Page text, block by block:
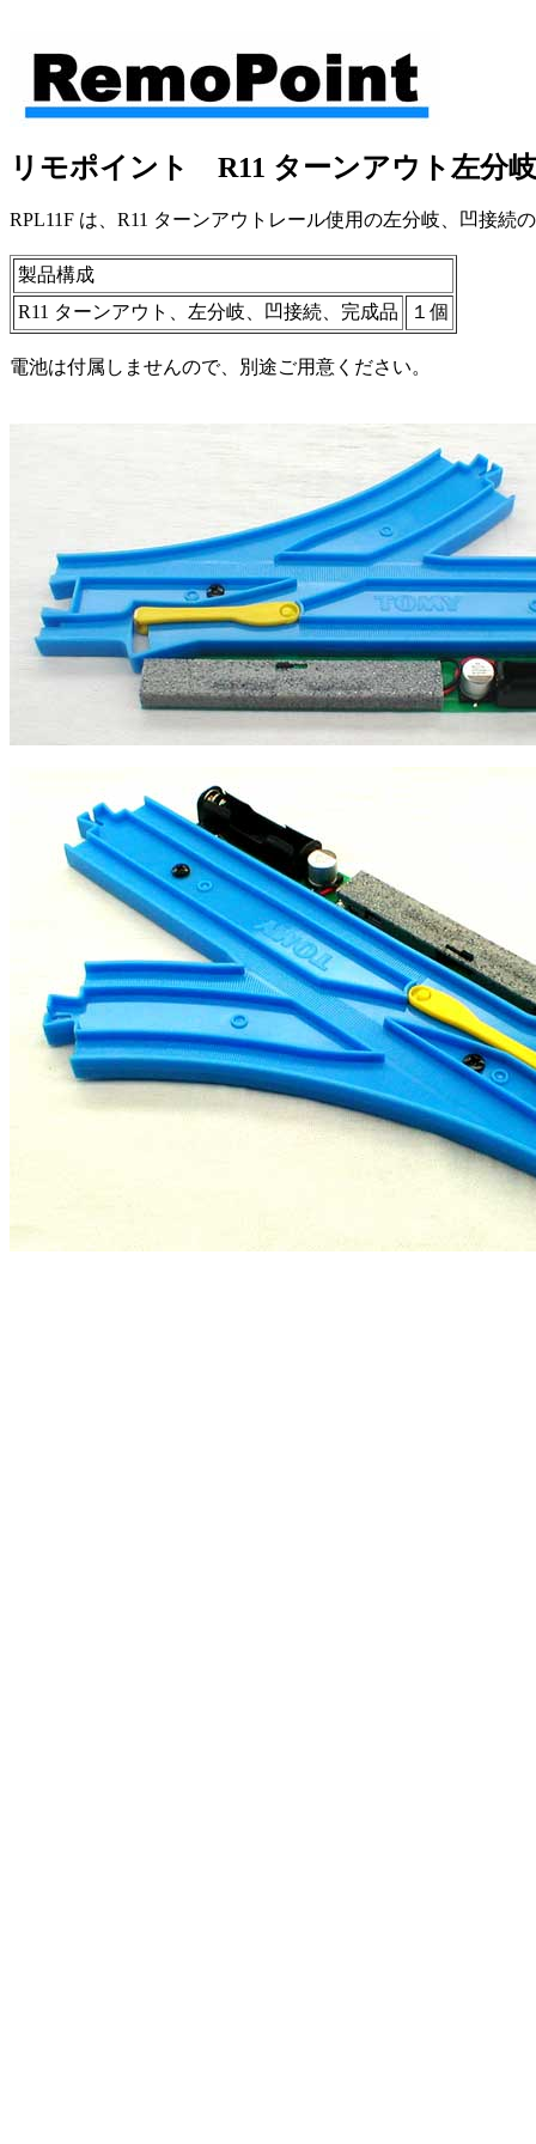
リモポイント R11 ターンアウト左分
RPL11F は、R11 ターンアウトレール使用の左分岐、凹接続
製品構成
R11 ターンアウト、左分岐、凹接続、完成品
１個
電池は付属しませんので、別途ご用意ください。